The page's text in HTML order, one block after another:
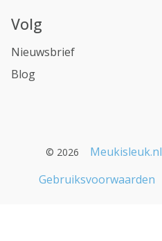
Volg
Nieuwsbrief
Blog
© 2026 Meukisleuk.nl
Gebruiksvoorwaarden